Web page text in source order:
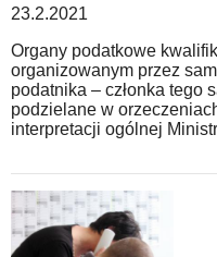
23.2.2021
Organy podatkowe
organizowanym przez
podatnika – członka tego
podzielane w
interpretacji ogólnej